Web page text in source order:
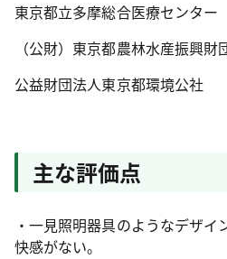
東京都立多摩総合医療センター
（公財）東京都農林水産振興
公益財団法人東京都環境公社
主な評価点
・一見照明器具のようなデザイ
快感がない。